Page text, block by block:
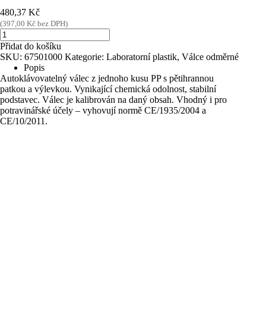
480,37 Kč
(397,00 Kč bez DPH)
Válec
odměrný
vysoký:
1000ml,
modrá
stupnice,
PP;
1ks
množství
Přidat do košíku
SKU: 67501000 Kategorie: Laboratorní plastik, Válce odměrné
Popis
Autoklávovatelný válec z jednoho kusu PP s pětihrannou
patkou a výlevkou. Vynikající chemická odolnost, stabilní
podstavec. Válec je kalibrován na daný obsah. Vhodný i pro
potravinářské účely – vyhovují normě CE/1935/2004 a
CE/10/2011.